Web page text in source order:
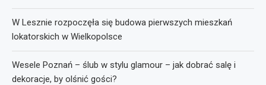
W Lesznie rozpoczęła się budowa pierwszych mieszkań
lokatorskich w Wielkopolsce
Wesele Poznań – ślub w stylu glamour – jak dobrać salę i
dekoracje, by olśnić gości?